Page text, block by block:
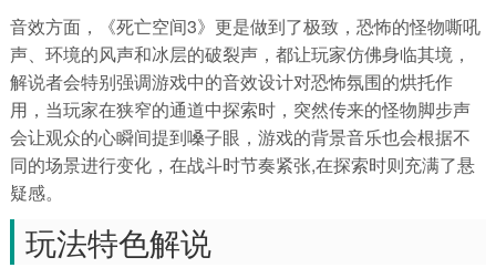
音效方面，《死亡空间3》更是做到了极致，恐怖的怪物嘶吼
声、环境的风声和冰层的破裂声，都让玩家仿佛身临其境，
解说者会特别强调游戏中的音效设计对恐怖氛围的烘托作
用，当玩家在狭窄的通道中探索时，突然传来的怪物脚步声
会让观众的心瞬间提到嗓子眼，游戏的背景音乐也会根据不
同的场景进行变化，在战斗时节奏紧张,在探索时则充满了悬
疑感。
玩法特色解说